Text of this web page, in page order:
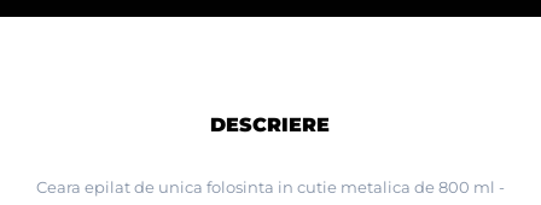
DESCRIERE
Ceara epilat de unica folosinta in cutie metalica de 800 ml -